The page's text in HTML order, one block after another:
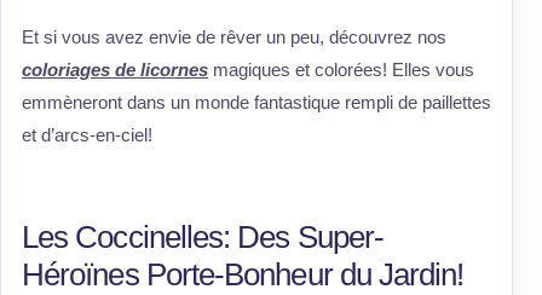
Et si vous avez envie de rêver un peu, découvrez nos
coloriages de licornes magiques et colorées! Elles vous
emmèneront dans un monde fantastique rempli de paillettes
et d’arcs-en-ciel!
Les Coccinelles: Des Super-
Héroïnes Porte-Bonheur du Jardin!